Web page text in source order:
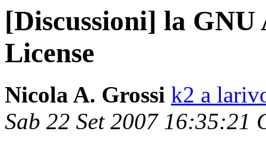
[Discussioni] la
License
Nicola A. Grossi k2 a
Sab 22 Set 2007 16:35:21